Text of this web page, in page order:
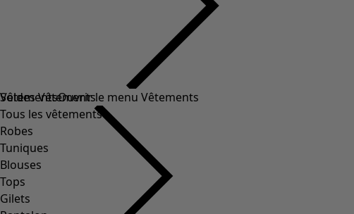
Soldes Vêtements
Tous les vêtements
Robes
Tuniques
Blouses
Tops
Gilets
VêtementsOuvrir le menu Vêtements